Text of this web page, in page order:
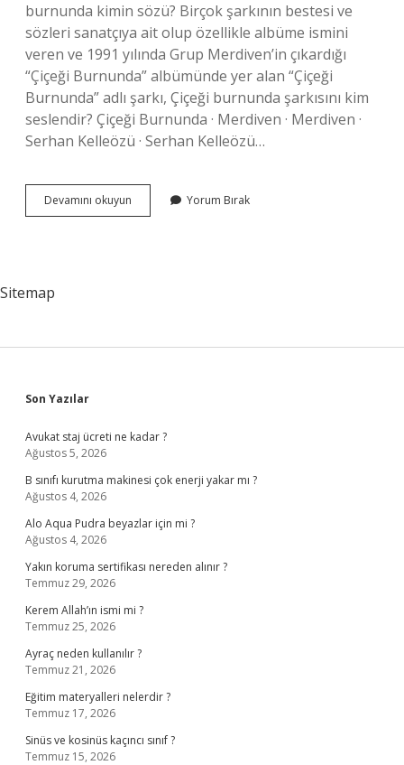
burnunda kimin sözü? Birçok şarkının bestesi ve
sözleri sanatçıya ait olup özellikle albüme ismini
veren ve 1991 yılında Grup Merdiven’in çıkardığı
“Çiçeği Burnunda” albümünde yer alan “Çiçeği
Burnunda” adlı şarkı, Çiçeği burnunda şarkısını kim
seslendir? Çiçeği Burnunda · Merdiven · Merdiven ·
Serhan Kelleözü · Serhan Kelleözü…
Devamını okuyun
Burnunda
Yorum Bırak
Sitemap
Sidebar
Son Yazılar
Avukat staj ücreti ne kadar ?
Ağustos 5, 2026
B sınıfı kurutma makinesi çok enerji yakar mı ?
Ağustos 4, 2026
Alo Aqua Pudra beyazlar için mi ?
Ağustos 4, 2026
Yakın koruma sertifikası nereden alınır ?
Temmuz 29, 2026
Kerem Allah’ın ismi mi ?
Temmuz 25, 2026
Ayraç neden kullanılır ?
Temmuz 21, 2026
Eğitim materyalleri nelerdir ?
Temmuz 17, 2026
Sinüs ve kosinüs kaçıncı sınıf ?
Temmuz 15, 2026